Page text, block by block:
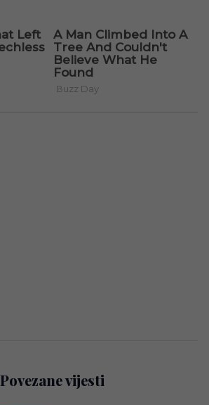
Povezane vijesti